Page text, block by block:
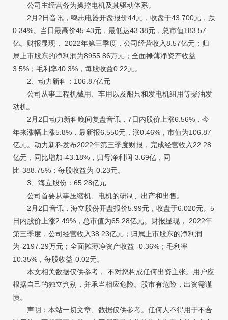
公司主经营务为操控电机及其驱动体系。
2月2日音讯，鸣志电器开盘报价44元，收盘于43.700元，跌
0.34%。当日最高价45.43元，最低达43.38元，总市值183.57
亿。财报显现， 2022年第三季度，公司经营收入8.57亿元；归
属上市股东的净利润为8955.86万元；全面摊薄净资产收益
3.5%；毛利率40.3%，每股收益0.22元。
2、动力新科：106.87亿元
公司从事工程机械用、车用以及船只和发电机组用等柴油发
动机。
2月2日动力新科晚间复盘音讯，7日内股价上涨6.56%，今
年来涨幅上涨5.8%，最新报6.550元，涨0.46%，市值为106.87
亿元。动力新科发布2022年第三季度财报，完成经营收入22.28
亿元，同比增加-43.18%，归母净利润-3.69亿，同
比-388.75%；每股收益为-0.23元。
3、海立股份：65.28亿元
公司首要从事压缩机、电机的研制、出产和出售。
2月2日音讯，海立股份开盘报价5.99元，收盘于6.020元。5
日内股价上涨2.49%，总市值为65.28亿元。财报显现， 2022年
第三季度，公司经营收入38.23亿元；归属上市股东的净利润
为-2197.29万元；全面摊薄净资产收益 -0.36%；毛利率
10.35%，每股收益-0.02元。
本文相关数据仅供参考， 不对您构成任何出资主张。用户应
根据自己的独立判别，并承当相应危险。股市有危险，出资需谨
慎。
声明：本站一切文章、数据仅供参考。任何人不得用于不合